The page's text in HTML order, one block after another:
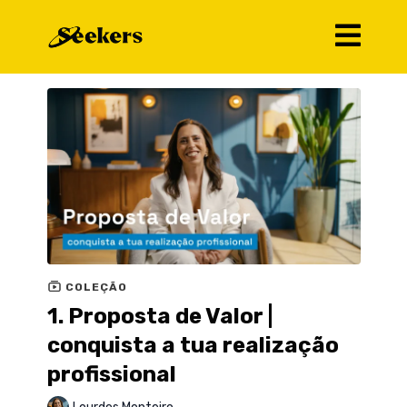
COLEÇÃO
1. Proposta de Valor |
conquista a tua realização
profissional